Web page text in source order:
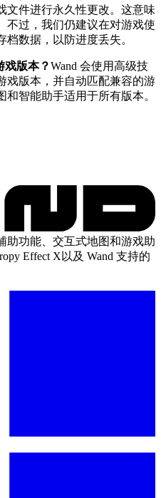
文件进行永久性更改。这意味
不过，我们仍建议在对游戏使
数据，以防进度丢失。
戏版本？Wand 会使用高级技
戏版本，并自动匹配兼容的游
智能助手适用于所有版本。
助功能、交互式地图和游戏助
Effect X以及 Wand 支持的